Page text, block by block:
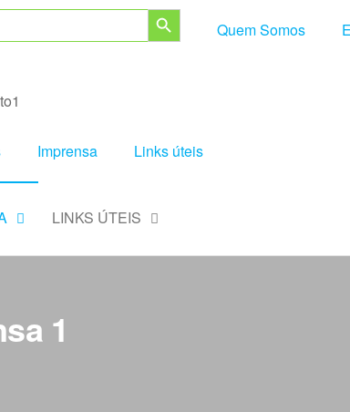
Search Button
Quem Somos
Imprensa Links úteis
LINKS ÚTEIS
1